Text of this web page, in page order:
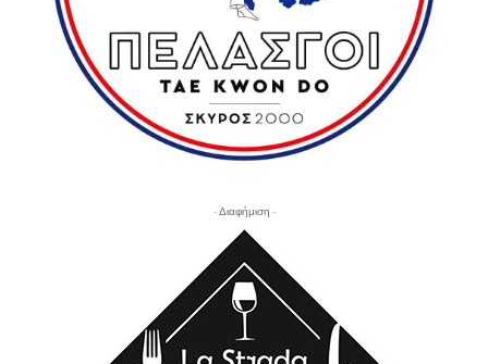
- Διαφήμιση -